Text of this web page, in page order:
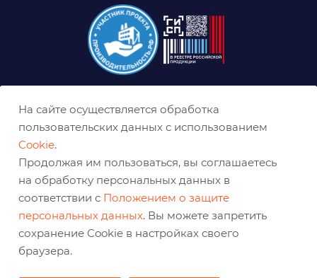
sale@belabraziv.ru
baz@belabraziv.ru
308009, Россия, г. Белгород,
ул. Михайловское шоссе, 2а
На сайте осуществляется обработка
пользовательских данных с использованием
Cookie.
Продолжая им пользоваться, вы соглашаетесь
на обработку персональных данных в
соответствии с Положением о защите
персональных данных. Вы можете запретить
сохранение Cookie в настройках своего
браузера.